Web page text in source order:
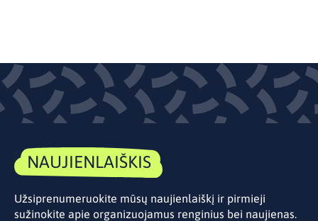
NAUJIENLAIŠKIS
Užsiprenumeruokite mūsų naujienlaiškį ir pirmieji
sužinokite apie organizuojamus renginius bei naujienas.